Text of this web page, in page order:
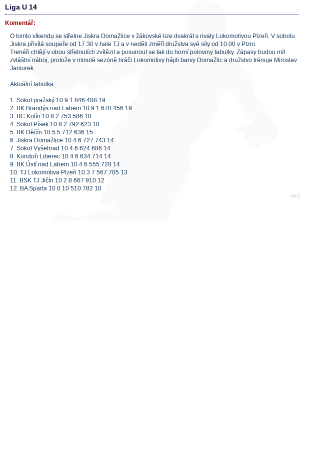
Liga U 14
Komentář:
O tomto víkendu se střetne Jiskra Domažlice v žákovské lize dvakrát s rivaly Lokomotivou Plzeň. V sobotu
Jiskra přivítá soupeře od 17.30 v hale TJ a v neděli změří družstva své síly od 10.00 v Plzni.
Trenéři chtějí v obou střetnutích zvítězit a posunout se tak do horní poloviny tabulky. Zápasy budou mít
zvláštní náboj, protože v minulé sezóně hráči Lokomotivy hájili barvy Domažlic a družstvo trénuje Miroslav
Janiurek.
Aktuální tabulka:
1. Sokol pražský 10 9 1 846:488 19
2. BK Brandýs nad Labem 10 9 1 670:456 19
3. BC Kolín 10 8 2 753:586 18
4. Sokol Písek 10 8 2 792:623 18
5. BK Děčín 10 5 5 712:636 15
6. Jiskra Domažlice 10 4 6 727:743 14
7. Sokol Vyšehrad 10 4 6 624:686 14
8. Kondoři Liberec 10 4 6 634:714 14
9. BK Ústí nad Labem 10 4 6 555:728 14
10. TJ Lokomotiva Plzeň 10 3 7 567:705 13
11. BSK TJ Jičín 10 2 8 667:910 12
12. BA Sparta 10 0 10 510:782 10
#kš